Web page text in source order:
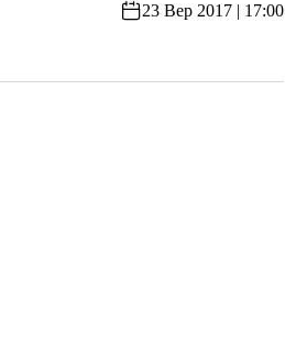
23 Вер 2017 | 17:00